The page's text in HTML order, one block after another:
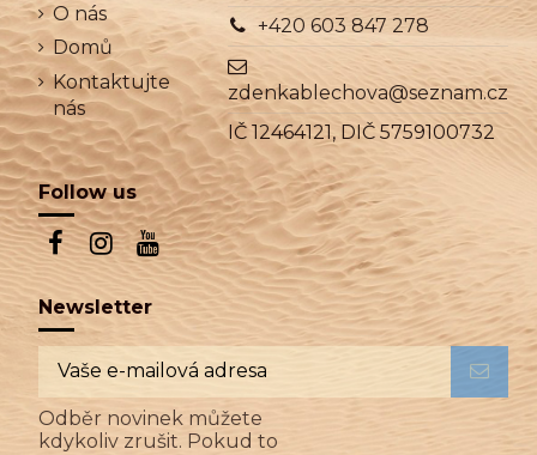
O nás
Domů
Kontaktujte
nás
+420 603 847 278
zdenkablechova@seznam.cz
IČ 12464121, DIČ 5759100732
Follow us
Newsletter
Odběr novinek můžete
kdykoliv zrušit. Pokud to